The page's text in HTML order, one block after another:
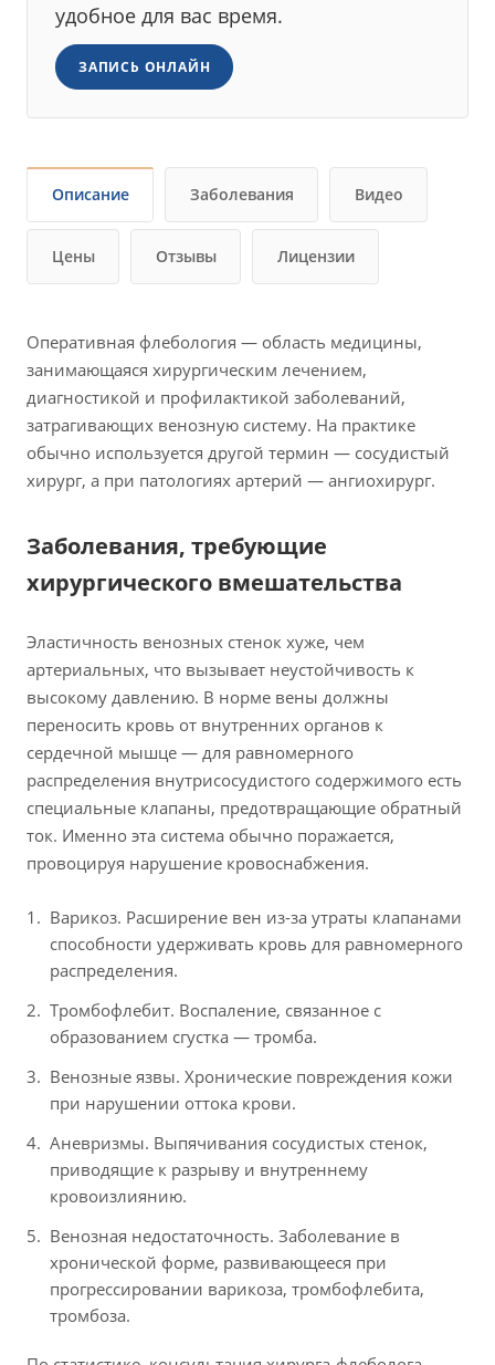
удобное для вас время.
ЗАПИСЬ ОНЛАЙН
Описание Заболевания Видео
Цены Отзывы Лицензии
Оперативная флебология — область медицины,
занимающаяся хирургическим лечением,
диагностикой и профилактикой заболеваний,
затрагивающих венозную систему. На практике
обычно используется другой термин — сосудистый
хирург, а при патологиях артерий — ангиохирург.
Заболевания, требующие
хирургического вмешательства
Эластичность венозных стенок хуже, чем
артериальных, что вызывает неустойчивость к
высокому давлению. В норме вены должны
переносить кровь от внутренних органов к
сердечной мышце — для равномерного
распределения внутрисосудистого содержимого есть
специальные клапаны, предотвращающие обратный
ток. Именно эта система обычно поражается,
провоцируя нарушение кровоснабжения.
Варикоз. Расширение вен из-за утраты клапанами
способности удерживать кровь для равномерного
распределения.
Тромбофлебит. Воспаление, связанное с
образованием сгустка — тромба.
Венозные язвы. Хронические повреждения кожи
при нарушении оттока крови.
Аневризмы. Выпячивания сосудистых стенок,
приводящие к разрыву и внутреннему
кровоизлиянию.
Венозная недостаточность. Заболевание в
хронической форме, развивающееся при
прогрессировании варикоза, тромбофлебита,
тромбоза.